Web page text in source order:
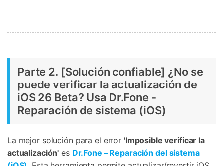
Parte 2. [Solución confiable] ¿No se
puede verificar la actualización de
iOS 26 Beta? Usa Dr.Fone -
Reparación de sistema (iOS)
La mejor solución para el error 'Imposible verificar la
actualización' es Dr.Fone – Reparación del sistema